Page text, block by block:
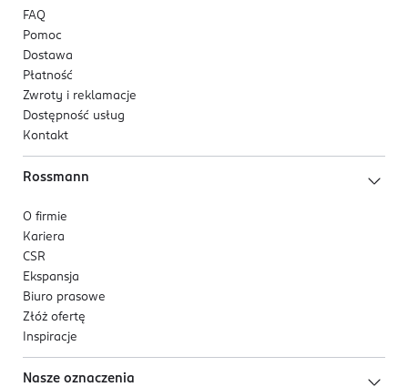
FAQ
Pomoc
Dostawa
Płatność
Zwroty i reklamacje
Dostępność usług
Kontakt
Rossmann
O firmie
Kariera
CSR
Ekspansja
Biuro prasowe
Złóż ofertę
Inspiracje
Nasze oznaczenia